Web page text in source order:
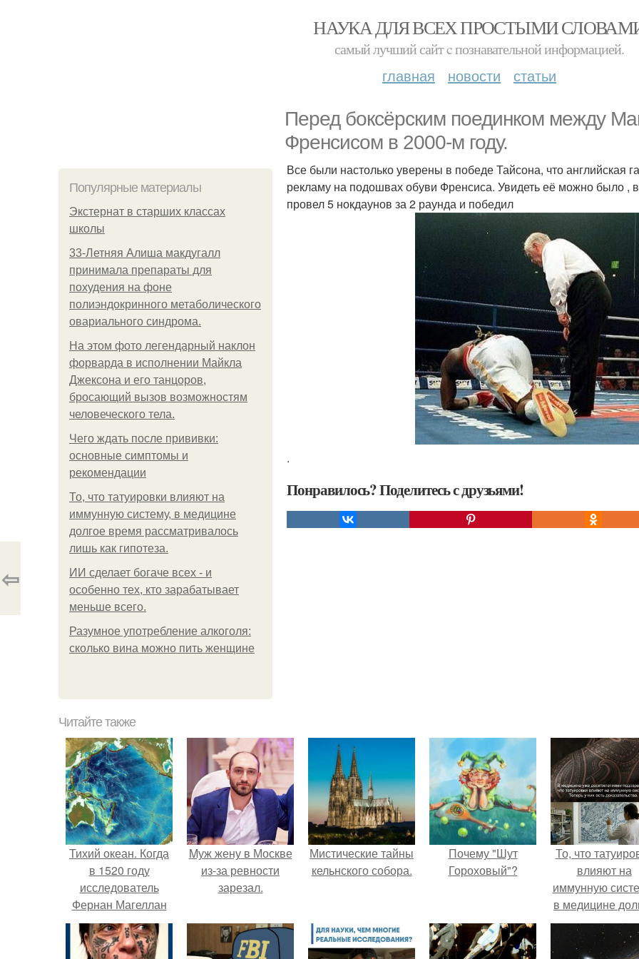
НАУКА ДЛЯ ВСЕХ ПРОСТЫМИ
самый лучший сайт c познавательной информацией.
главная новости статьи
Перед боксёрским поединком между
Френсисом в 2000-м году.
Популярные материалы
Экстернат в старших классах
школы
33-Летняя Алиша макдугалл
принимала препараты для
похудения на фоне
полиэндокринного метаболического
овариального синдрома.
На этом фото легендарный наклон
форварда в исполнении Майкла
Джексона и его танцоров,
бросающий вызов возможностям
человеческого тела.
Чего ждать после прививки:
основные симптомы и
рекомендации
То, что татуировки влияют на
иммунную систему, в медицине
долгое время рассматривалось
лишь как гипотеза.
ИИ сделает богаче всех - и
особенно тех, кто зарабатывает
меньше всего.
Разумное употребление алкоголя:
сколько вина можно пить женщине
Все были настолько уверены в победе Тайсона, что английская
рекламу на подошвах обуви Френсиса. Увидеть её можно было ,
провел 5 нокдаунов за 2 раунда и победил
.
Понравилось? Поделитесь с друзьями!
⇦
Читайте также
Тихий океан. Когда
в 1520 году
исследователь
Фернан Магеллан
вышел в воды
самого большого
Mуж жену в Москве
из-за ревности
зарезал.
Мистические тайны
кельнского собора.
Почему "Шут
Гороховый"?
То, что
влияют на
иммунную
в медицине
время